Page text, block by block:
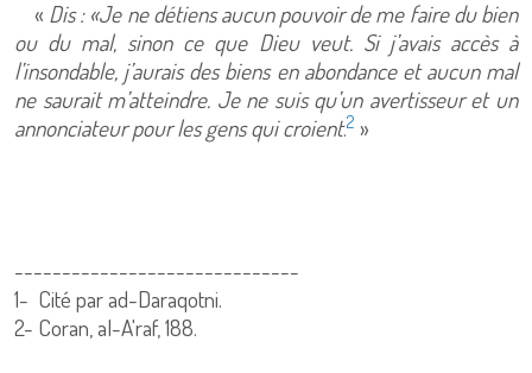
« Dis : «Je ne détiens aucun pouvoir de me faire du bien
ou du mal, sinon ce que Dieu veut. Si j’avais accès à
l’insondable, j’aurais des biens en abondance et aucun mal
ne saurait m’atteindre. Je ne suis qu’un avertisseur et un
annonciateur pour les gens qui croient.2 »
------------------------------
1- Cité par ad-Daraqotni.
2- Coran, al-A'raf, 188.